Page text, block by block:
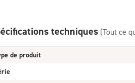
techniques (Tout ce
de produit